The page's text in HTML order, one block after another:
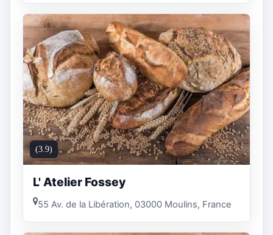
(3.9)
L' Atelier Fossey
55 Av. de la Libération, 03000 Moulins, France